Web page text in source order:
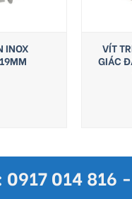
INOX
VÍT
GIÁC
014 816